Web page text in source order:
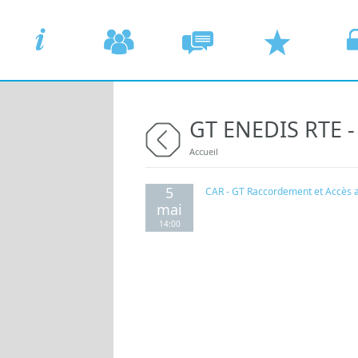
COMMISSIONS CONCERTATION DEMANDER UN
GT ENEDIS
Vous êtes ici
Accueil
5
mai
14:00
CAR - GT Raccordement et Accès